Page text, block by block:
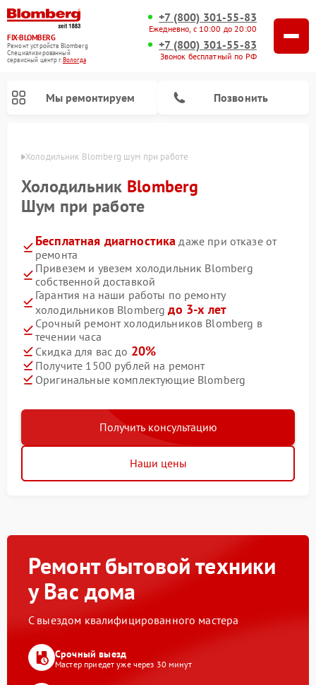
FIX-BLOMBERG
Ремонт устройств Blomberg
Специализированный
cервисный центр г.Вологда
+7 (800) 301-55-83
Ежедневно, с 10:00 до 20:00
+7 (800) 301-55-83
Звонок бесплатный по РФ
Мы ремонтируем Позвонить
Холодильник Blomberg шум при работе
Холодильник Blomberg
Шум при работе
Бесплатная диагностика даже при отказе от
ремонта
Привезем и увезем холодильник Blomberg
собственной доставкой
Гарантия на наши работы по ремонту
холодильников Blombergдо 3-х лет
Срочный ремонт холодильников Blomberg в
течении часа
Скидка для вас до 20%
Получите 1500 рублей на ремонт
Оригинальные комплектующие Blomberg
Получить консультацию
Наши цены
Ремонт бытовой техники
у Вас дома
С выездом квалифицированного мастера
Срочный выезд
Мастер приедет уже через 30 минут